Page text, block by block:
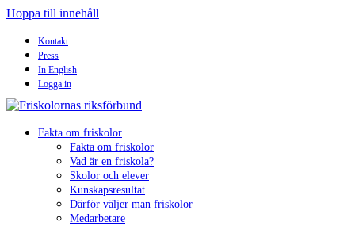
Hoppa till innehåll
Kontakt
Press
In English
Logga in
Fakta om friskolor
Fakta om friskolor
Vad är en friskola?
Skolor och elever
Kunskapsresultat
Därför väljer man friskolor
Medarbetare